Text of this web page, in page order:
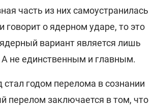
часть из них самоустранилась
говорит о ядерном ударе, то это
вариант является лишь
не единственным и главным.
стал годом перелома в сознании
перелом заключается в том, что